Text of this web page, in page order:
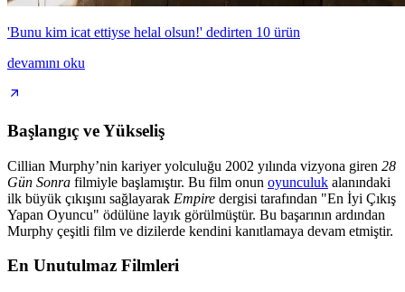
'Bunu kim icat ettiyse helal olsun!' dedirten 10 ürün
devamını oku
Başlangıç ve Yükseliş
Cillian Murphy’nin kariyer yolculuğu 2002 yılında vizyona giren 28
Gün Sonra filmiyle başlamıştır. Bu film onun oyunculuk alanındaki
ilk büyük çıkışını sağlayarak Empire dergisi tarafından "En İyi Çıkış
Yapan Oyuncu" ödülüne layık görülmüştür. Bu başarının ardından
Murphy çeşitli film ve dizilerde kendini kanıtlamaya devam etmiştir.
En Unutulmaz Filmleri